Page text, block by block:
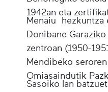
1942an eta
Menaiu hezkuntza
Donibane
zentroan (1950-
Mendibeko
Omiasaindutik
Sasoiko lan